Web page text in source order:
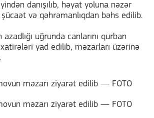
danışılıb, həyat yoluna nəzər
şücaət və qəhrəmanlıqdan bəhs edilib.
uğrunda canlarını qurban
yad edilib, məzarları üzərinə